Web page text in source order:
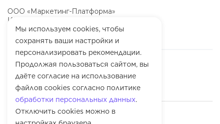
Мы используем cookies, чтобы
сохранять ваши настройки и
персонализировать рекомендации.
Продолжая пользоваться сайтом, вы
даёте согласие на использование
файлов cookies согласно политике
обработки персональных данных.
Отключить cookies можно в
ООО «Маркетинг-Платформа»
ИНН
ОГРН 1257100003863